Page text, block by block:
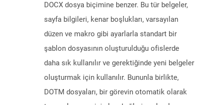
DOCX dosya biçimine benzer. Bu tür belgeler,
sayfa bilgileri, kenar boşlukları, varsayılan
düzen ve makro gibi ayarlarla standart bir
şablon dosyasının oluşturulduğu ofislerde
daha sık kullanılır ve gerektiğinde yeni belgeler
oluşturmak için kullanılır. Bununla birlikte,
DOTM dosyaları, bir görevin otomatik olarak